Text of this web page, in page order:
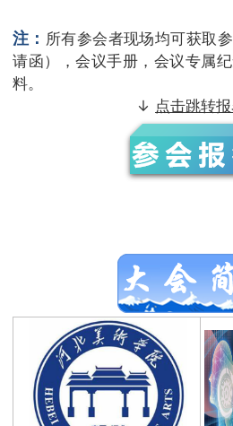
注： 所有参会者现场均可获取
请函），会议手册，会议专属
料。
↓ 点击跳转